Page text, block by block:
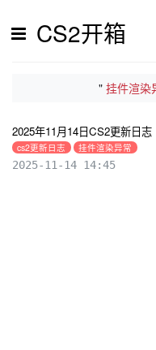
CS2开箱
" 挂件渲染
2025年11月14日CS2更新日志
cs2更新日志
挂件渲染异常
2025-11-14 14:45